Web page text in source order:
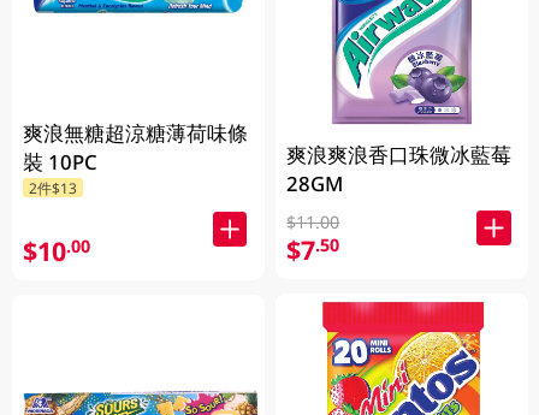
爽浪無糖超涼糖薄荷味條
裝 10PC
2件$13
$10.00
爽浪爽浪香口珠微冰藍莓
28GM
$11.00
$7.50